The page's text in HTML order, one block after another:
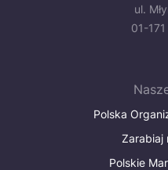
ul.
01-
Polska
Zarabiaj
Polskie